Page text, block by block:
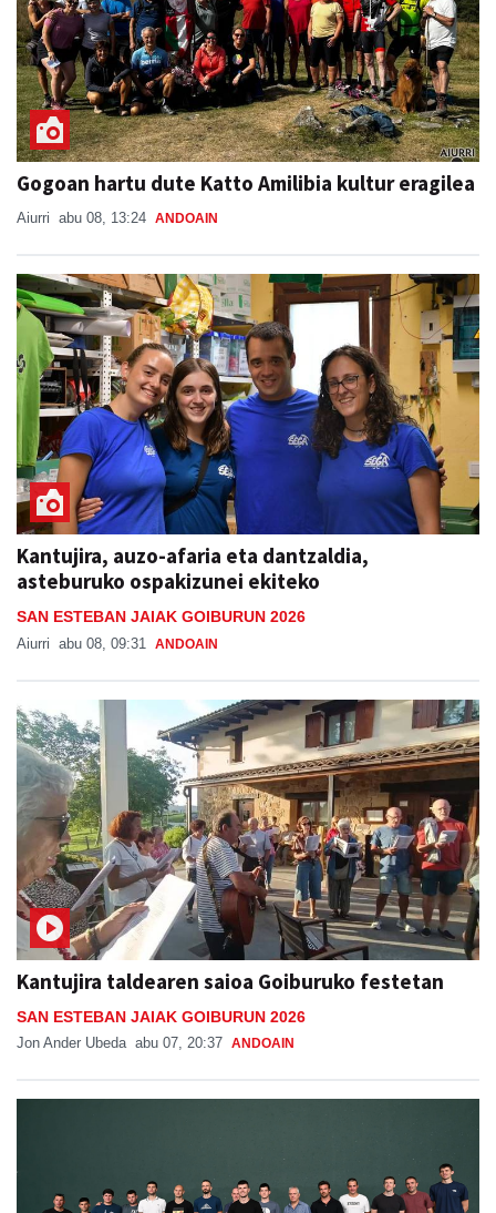
Gogoan hartu dute Katto Amilibia kultur eragilea
Aiurri abu 08, 13:24 ANDOAIN
Kantujira, auzo-afaria eta dantzaldia,
asteburuko ospakizunei ekiteko
SAN ESTEBAN JAIAK GOIBURUN 2026
Aiurri abu 08, 09:31 ANDOAIN
Kantujira taldearen saioa Goiburuko festetan
SAN ESTEBAN JAIAK GOIBURUN 2026
Jon Ander Ubeda abu 07, 20:37 ANDOAIN